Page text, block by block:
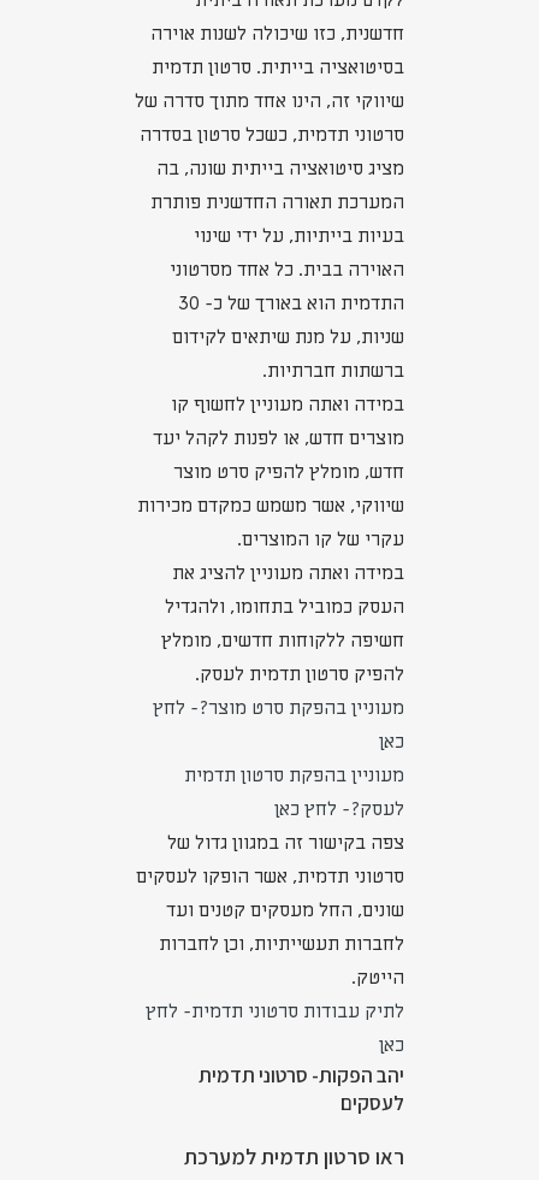
חדשנית, כזו שיכולה לשנות אוירה
בסיטואציה בייתית. סרטון תדמית
שיווקי זה, הינו אחד מתוך סדרה של
סרטוני תדמית, כשכל סרטון בסדרה
מציג סיטואציה בייתית שונה, בה
המערכת תאורה החדשנית פותרת
בעיות בייתיות, על ידי שינוי
האוירה בבית. כל אחד מסרטוני
התדמית הוא באורך של כ- 30
שניות, על מנת שיתאים לקידום
ברשתות חברתיות.
במידה ואתה מעוניין לחשוף קו
מוצרים חדש, או לפנות לקהל יעד
חדש, מומלץ להפיק סרט מוצר
שיווקי, אשר משמש כמקדם מכירות
עקרי של קו המוצרים.
במידה ואתה מעוניין להציג את
העסק כמוביל בתחומו, ולהגדיל
חשיפה ללקוחות חדשים, מומלץ
להפיק סרטון תדמית לעסק.
מעוניין בהפקת סרט מוצר?- לחץ
כאן
מעוניין בהפקת סרטון תדמית
לעסק?- לחץ כאן
צפה בקישור זה במגוון גדול של
סרטוני תדמית, אשר הופקו לעסקים
שונים, החל מעסקים קטנים ועד
לחברות תעשייתיות, וכן לחברות
הייטק.
לתיק עבודות סרטוני תדמית- לחץ
כאן
יהב הפקות- סרטוני תדמית
לעסקים
ראו סרטון תדמית למערכת